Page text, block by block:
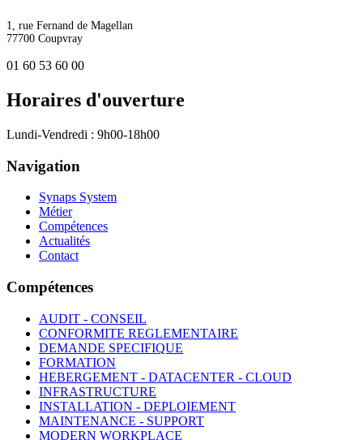
1, rue Fernand de Magellan
77700 Coupvray
01 60 53 60 00
Horaires d'ouverture
Lundi-Vendredi : 9h00-18h00
Navigation
Synaps System
Métier
Compétences
Actualités
Contact
Compétences
AUDIT - CONSEIL
CONFORMITE REGLEMENTAIRE
DEMANDE SPECIFIQUE
FORMATION
HEBERGEMENT - DATACENTER - CLOUD
INFRASTRUCTURE
INSTALLATION - DEPLOIEMENT
MAINTENANCE - SUPPORT
MODERN WORKPLACE